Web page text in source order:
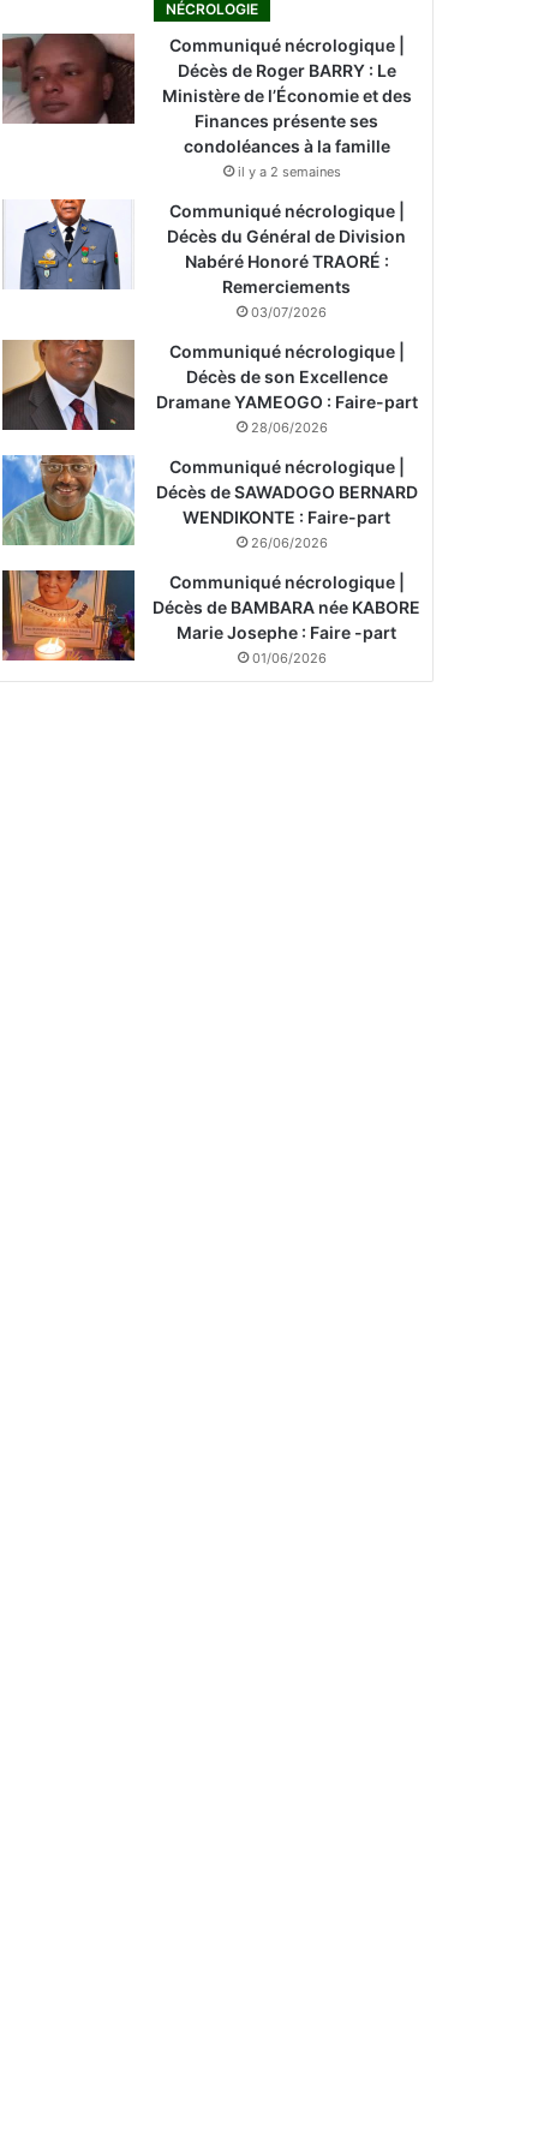
NÉCROLOGIE
Communiqué nécrologique |
Décès de Roger BARRY : Le
Ministère de l’Économie et des
Finances présente ses
condoléances à la famille
il y a 2 semaines
Communiqué nécrologique |
Décès du Général de Division
Nabéré Honoré TRAORÉ :
Remerciements
03/07/2026
Communiqué nécrologique |
Décès de son Excellence
Dramane YAMEOGO : Faire-part
28/06/2026
Communiqué nécrologique |
Décès de SAWADOGO BERNARD
WENDIKONTE : Faire-part
26/06/2026
Communiqué nécrologique |
Décès de BAMBARA née KABORE
Marie Josephe : Faire -part
01/06/2026